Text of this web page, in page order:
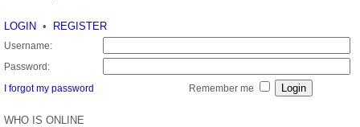
LOGIN • REGISTER
Username:
Password:
I forgot my password
Remember me
WHO IS ONLINE